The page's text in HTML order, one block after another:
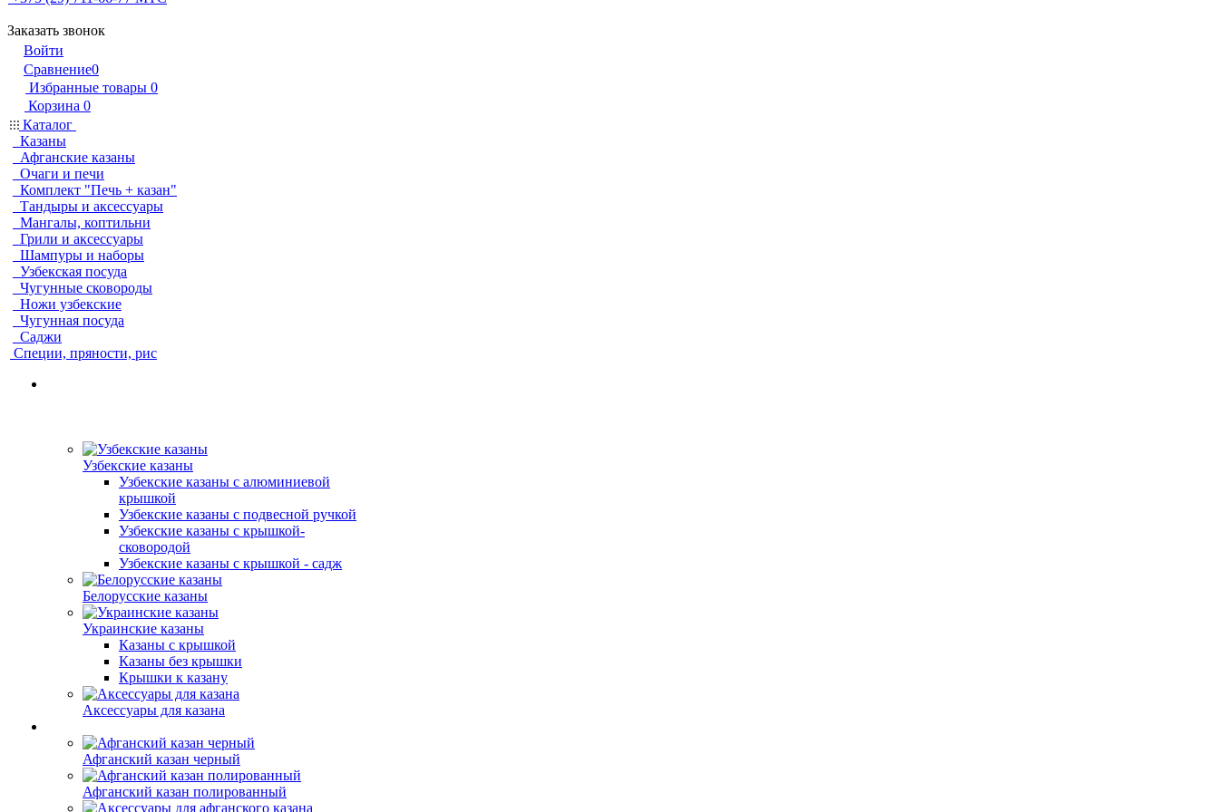
Заказать звонок
Войти
Сравнение0
Избранные товары 0
Корзина 0
Каталог
Казаны
Афганские казаны
Очаги и печи
Комплект "Печь + казан"
Тандыры и аксессуары
Мангалы, коптильни
Грили и аксессуары
Шампуры и наборы
Узбекская посуда
Чугунные сковороды
Ножи узбекские
Чугунная посуда
Саджи
Специи, пряности, рис
Узбекские казаны
Узбекские казаны с алюминиевой
крышкой
Узбекские казаны с подвесной ручкой
Узбекские казаны с крышкой-
сковородой
Узбекские казаны с крышкой - садж
Белорусские казаны
Украинские казаны
Казаны с крышкой
Казаны без крышки
Крышки к казану
Аксессуары для казана
Афганский казан черный
Афганский казан полированный